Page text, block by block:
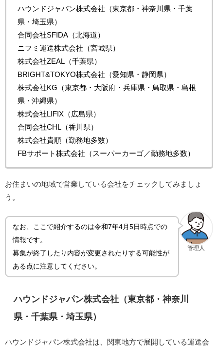
ハウンドジャパン株式会社（東京都・神奈川県・千葉
県・埼玉県）
合同会社SFIDA（北海道）
ニフミ運送株式会社（宮城県）
株式会社ZEAL（千葉県）
BRIGHT&TOKYO株式会社（愛知県・静岡県）
株式会社KG（東京都・大阪府・兵庫県・鳥取県・島根
県・沖縄県）
株式会社LIFIX（広島県）
合同会社CHL（香川県）
株式会社貴順（勤務地多数）
FBサポート株式会社（スーパーカーゴ／勤務地多数）
お住まいの地域で営業している会社をチェックしてみましょ
う。
管理人
なお、ここで紹介するのは令和7年4月5日時点での
情報です。
募集が終了したり内容が変更されたりする可能性が
ある点に注意してください。
ハウンドジャパン株式会社（東京都・神奈川
県・千葉県・埼玉県）
ハウンドジャパン株式会社は、関東地方で展開している運送会